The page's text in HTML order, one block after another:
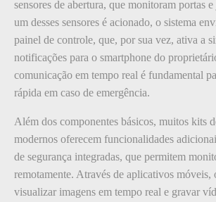
sensores de abertura, que monitoram portas
um desses sensores é acionado, o sistema
painel de controle, que, por sua vez, ativa a
notificações para o smartphone do
comunicação em tempo real é fundamental
rápida em caso de emergência.
Além dos componentes básicos, muitos kits
modernos oferecem funcionalidades
de segurança integradas, que permitem
remotamente. Através de aplicativos móveis,
visualizar imagens em tempo real e gravar